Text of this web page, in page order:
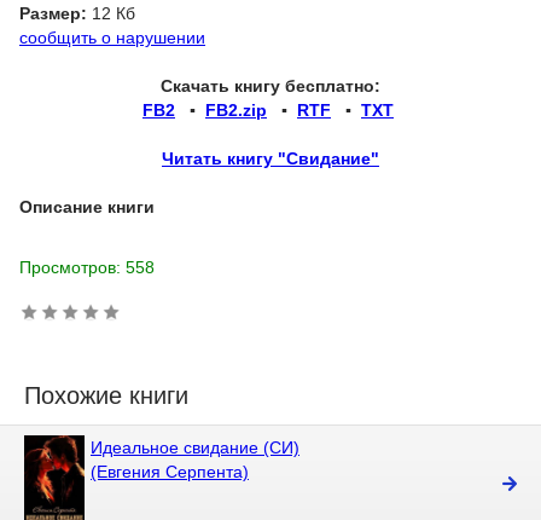
Размер: 12 Кб
сообщить о нарушении
Скачать книгу бесплатно:
FB2 ▪ FB2.zip ▪ RTF ▪ TXT
Читать книгу "Свидание"
Описание книги
Просмотров: 558
Похожие книги
Идеальное свидание (СИ)
(Евгения Серпента)